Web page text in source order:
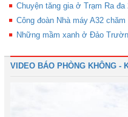
Chuyện tăng gia ở Trạm Ra đa
Công đoàn Nhà máy A32
Những mầm xanh ở Đảo
VIDEO BÁO PHÒNG KHÔNG -